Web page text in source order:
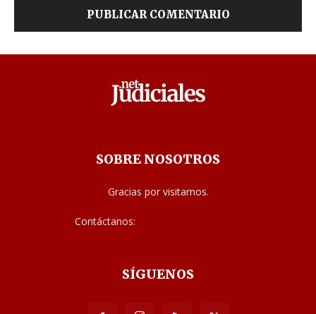
SOBRE NOSOTROS
Gracias por visitarnos.
Contáctanos:
SÍGUENOS